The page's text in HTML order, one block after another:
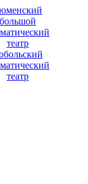
большой
театр
театр